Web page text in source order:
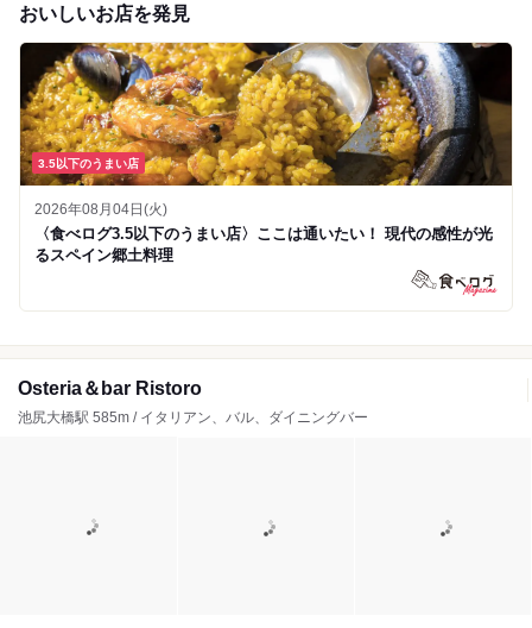
おいしいお店を発見
3.5以下のうまい店
2026年08月04日(火)
〈食べログ3.5以下のうまい店〉ここは通いたい！ 現代の感性が光
るスペイン郷土料理
Osteria＆bar Ristoro
池尻大橋駅 585m / イタリアン、バル、ダイニングバー